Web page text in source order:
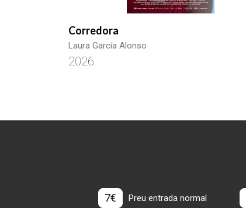
Corredora
Laura García Alonso
2026
7€ Preu entrada normal